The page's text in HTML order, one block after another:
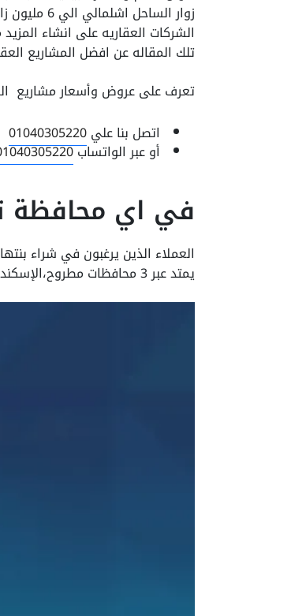
زوار
الشركات العقاريه على انشاء
تلك المقاله عن افضل المشاريع
تعرف على عروض وأسعار مشاريع
اتصل بنا علي01040305220
أو عبر الواتساب
في اي محافظة
العملاء الذين يرغبون في شراء
يمتد عبر 3 محافظات مطروح،الإسكندرية،شمال سيناء لكن الجزء الأكبر منه يقع في مدينة مرسي مطروح لذلك هو يتبع محافظة مرسى مطروح إداريا.